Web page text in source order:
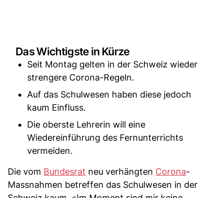
Das Wichtigste in Kürze
Seit Montag gelten in der Schweiz wieder
strengere Corona-Regeln.
Auf das Schulwesen haben diese jedoch
kaum Einfluss.
Die oberste Lehrerin will eine
Wiedereinführung des Fernunterrichts
vermeiden.
Die vom Bundesrat neu verhängten Corona-
Massnahmen betreffen das Schulwesen in der